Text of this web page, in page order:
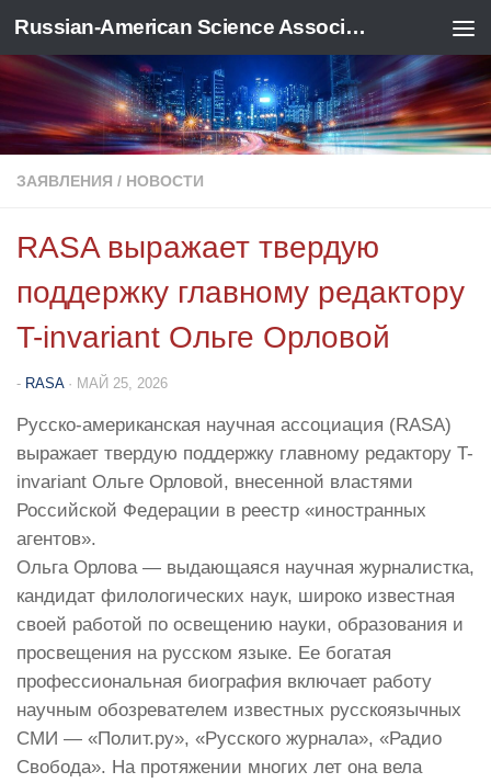
Перейти к содержимому Russian-American Science Association
ЗАЯВЛЕНИЯ / НОВОСТИ
RASA выражает твердую
поддержку главному редактору
T-invariant Ольге Орловой
- RASA · МАЙ 25, 2026
Русско-американская научная ассоциация (RASA)
выражает твердую поддержку главному редактору T-
invariant Ольге Орловой, внесенной властями
Российской Федерации в реестр «иностранных
агентов».
Ольга Орлова — выдающаяся научная журналистка,
кандидат филологических наук, широко известная
своей работой по освещению науки, образования и
просвещения на русском языке. Ее богатая
профессиональная биография включает работу
научным обозревателем известных русскоязычных
СМИ — «Полит.ру», «Русского журнала», «Радио
Свобода». На протяжении многих лет она вела